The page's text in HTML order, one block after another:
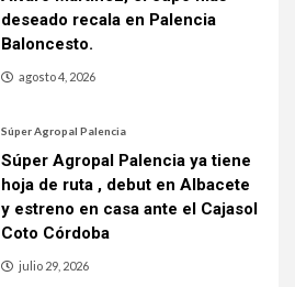
deseado recala en Palencia
Baloncesto.
agosto 4, 2026
Súper Agropal Palencia
Súper Agropal Palencia ya tiene
hoja de ruta , debut en Albacete
y estreno en casa ante el Cajasol
Coto Córdoba
julio 29, 2026